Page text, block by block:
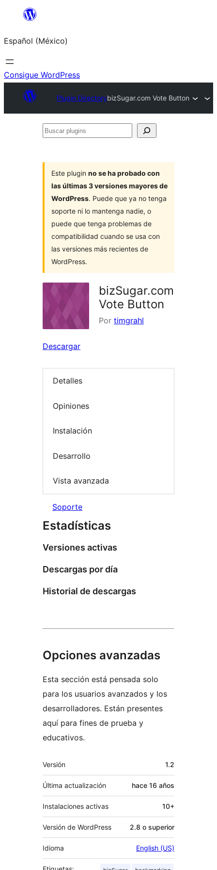
Saltar
contenido
Español (México)
Consigue WordPress
Plugin DirectorybizSugar.com Vote Button
Buscar
Este plugin no se ha probado con
las últimas 3 versiones mayores de
WordPress. Puede que ya no tenga
soporte ni lo mantenga nadie, o
puede que tenga problemas de
compatibilidad cuando se usa con
las versiones más recientes de
WordPress.
bizSugar.com
Vote Button
Por timgrahl
Descargar
Detalles
Opiniones
Instalación
Desarrollo
Vista avanzada
Soporte
Estadísticas
Versiones activas
Descargas por día
Historial de descargas
Opciones avanzadas
Esta sección está pensada solo
para los usuarios avanzados y los
desarrolladores. Están presentes
aquí para fines de prueba y
educativos.
Meta
Versión 1.2
Última actualización hace 16 años
Instalaciones activas 10+
Versión de WordPress 2.8 o superior
Idioma English (US)